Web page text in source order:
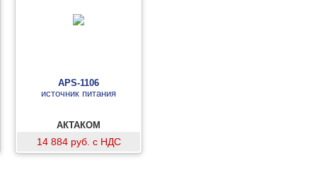
APS-1106
источник питания
АКТАКОМ
14 884 руб. с НДС